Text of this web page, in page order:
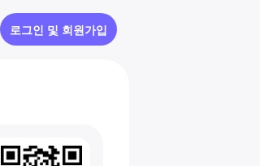
로그인 및 회원가입